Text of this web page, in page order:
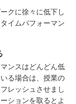
クに徐々に低下し
イムパフォーマン
ンスはどんどん低
る場合は、授業の
レッシュさせまし
ションを取るとよ